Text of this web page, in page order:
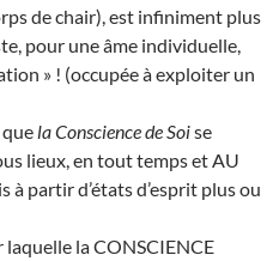
de chair), est infiniment plus
pour une âme individuelle,
» ! (occupée à exploiter un
que la Conscience de Soise
lieux, en tout temps et AU
à partir d’états d’esprit plus ou
laquelle la CONSCIENCE